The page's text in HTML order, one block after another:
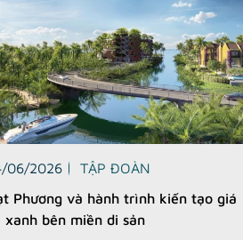
06/2026
TẬP ĐOÀN
Phương và hành trình kiến tạo giá
bên miền di sản